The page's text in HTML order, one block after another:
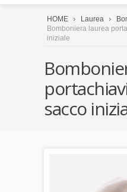
HOME Laurea
Bomboniera laurea
iniziale
sacco